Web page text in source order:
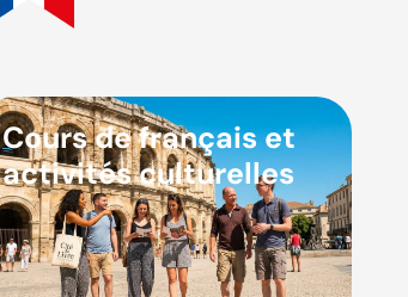
Cours de français et
activités culturelles